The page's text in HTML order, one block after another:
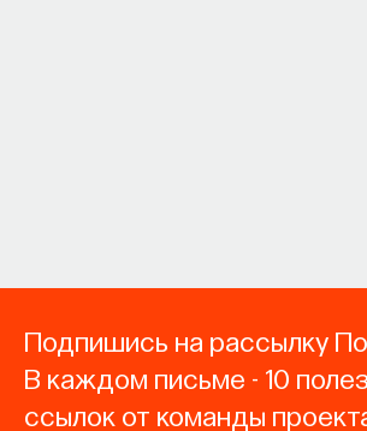
Подпишись на рассылку
В каждом письме - 10
ссылок от команды